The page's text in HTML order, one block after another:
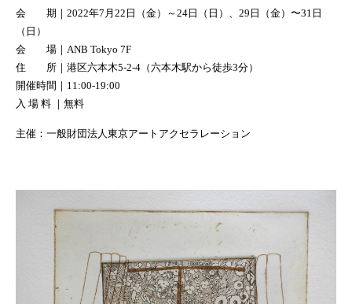
会 期｜2022年7月22日（金）～24日（日）、29日（金）〜31日
（日）
会 場｜ANB Tokyo 7F
住 所｜港区六本木5-2-4（六本木駅から徒歩3分）
開催時間｜11:00-19:00
入 場 料 ｜無料
主催：一般財団法人東京アートアクセラレーション